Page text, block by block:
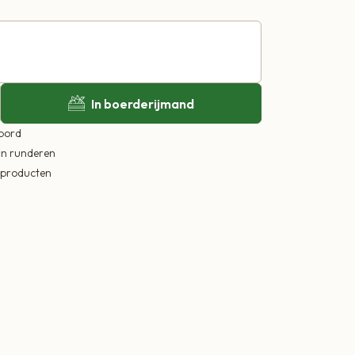
In boerderijmand
runderen